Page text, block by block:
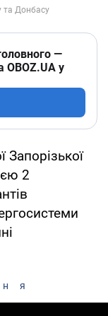
—
OBOZ.UA у
Запорізької
2